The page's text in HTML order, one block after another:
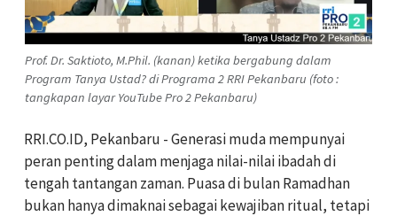
Prof. Dr. Saktioto, M.Phil. (kanan) ketika bergabung dalam
Program Tanya Ustad? di Programa 2 RRI Pekanbaru (foto :
tangkapan layar YouTube Pro 2 Pekanbaru)
RRI.CO.ID, Pekanbaru - Generasi muda mempunyai
peran penting dalam menjaga nilai-nilai ibadah di
tengah tantangan zaman. Puasa di bulan Ramadhan
bukan hanya dimaknai sebagai kewajiban ritual, tetapi